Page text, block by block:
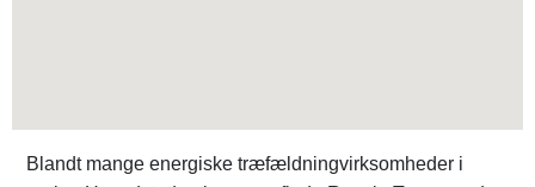
Blandt mange energiske træfældningvirksomheder i